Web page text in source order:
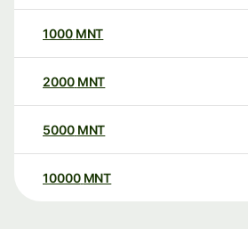
1000 MNT
2000 MNT
5000 MNT
10000 MNT